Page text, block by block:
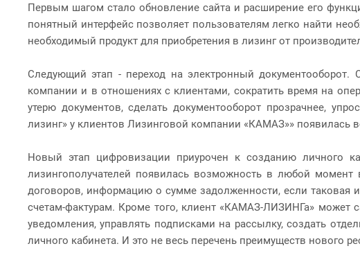
Первым шагом стало обновление сайта и расширение его
понятный интерфейс позволяет пользователям легко найти
необходимый продукт для приобретения в лизинг от
Следующий этап - переход на электронный
компании и в отношениях с клиентами, сократить время на
утерю документов, сделать документооборот прозрачнее,
лизинг» у клиентов Лизинговой компании «КАМАЗ»» появилась
Новый этап цифровизации приурочен к созданию личного
лизингополучателей появилась возможность в любой момент
договоров, информацию о сумме задолженности, если таковая
счетам-фактурам. Кроме того, клиент «КАМАЗ-ЛИЗИНГа» может
уведомления, управлять подписками на рассылку, создать
личного кабинета. И это не весь перечень преимуществ нового